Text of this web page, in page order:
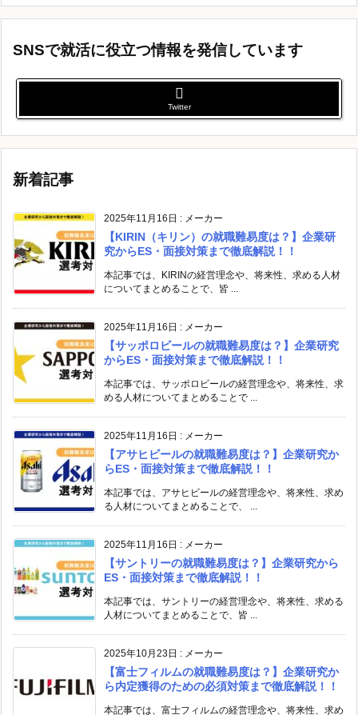
SNSで就活に役立つ情報を発信しています
Twitter
新着記事
2025年11月16日 : メーカー
【KIRIN（キリン）の就職難易度は？】企業研
究からES・面接対策まで徹底解説！！
本記事では、KIRINの経営理念や、将来性、求める人材
についてまとめることで、皆 ...
2025年11月16日 : メーカー
【サッポロビールの就職難易度は？】企業研究
からES・面接対策まで徹底解説！！
本記事では、サッポロビールの経営理念や、将来性、求
める人材についてまとめることで ...
2025年11月16日 : メーカー
【アサヒビールの就職難易度は？】企業研究か
らES・面接対策まで徹底解説！！
本記事では、アサヒビールの経営理念や、将来性、求め
る人材についてまとめることで、 ...
2025年11月16日 : メーカー
【サントリーの就職難易度は？】企業研究から
ES・面接対策まで徹底解説！！
本記事では、サントリーの経営理念や、将来性、求める
人材についてまとめることで、皆 ...
2025年10月23日 : メーカー
【富士フィルムの就職難易度は？】企業研究か
ら内定獲得のための必須対策まで徹底解説！！
本記事では、富士フィルムの経営理念や、将来性、求め